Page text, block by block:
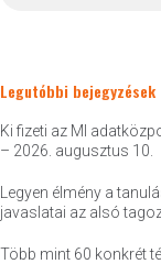
Legutóbbi bejegyzések
Ki fizeti az MI
– 2026. augusztus 10.
Legyen élmény a
javaslatai az alsó
Több mint 60 konkrét